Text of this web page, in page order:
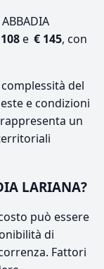
e € 145, con
del
e condizioni
un
LARIANA?
può essere
di
Fattori